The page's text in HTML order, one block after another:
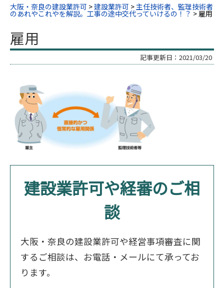
大阪・奈良の建設業許可 >建設業許可 > 主任技術者、監理技術者
のあれやこれやを解説。工事の途中交代っていけるの！？>雇用
雇用
記事更新日： 2021/03/20
建設業許可や経審のご相
談
大阪・奈良の建設業許可や経営事項審査に関
するご相談は、お電話・メールにて承ってお
ります。